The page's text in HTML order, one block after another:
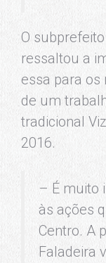
O
ressaltou a
essa para os
de um
tradicional
2016.
– É muito
às ações
Centro. A
Faladeira